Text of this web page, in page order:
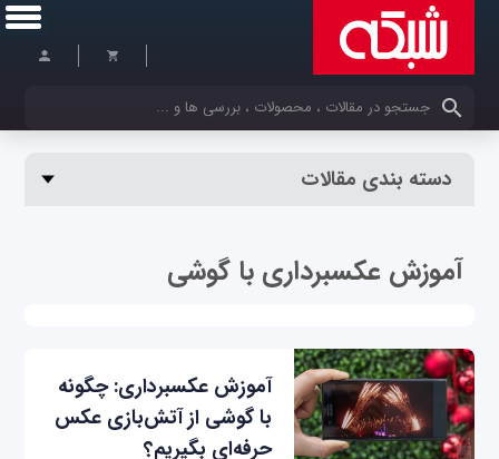
کلمات کلیدی خود را وارد کنید
دسته بندی مقالات
آموزش عکسبرداری با گوشی
آموزش عکسبرداری: چگونه
با گوشی از آتش‌بازی عکس
حرفه‌ای بگیریم؟